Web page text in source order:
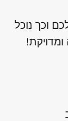
וכך נוכל